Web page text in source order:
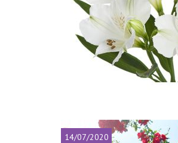
14/07/2020